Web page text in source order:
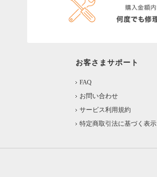
お客さまサポート
FAQ
お問い合わせ
サービス利用規約
特定商取引法に基づく表示